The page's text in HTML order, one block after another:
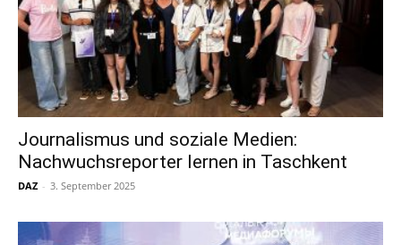
Journalismus und soziale Medien:
Nachwuchsreporter lernen in Taschkent
DAZ - 3. September 2025